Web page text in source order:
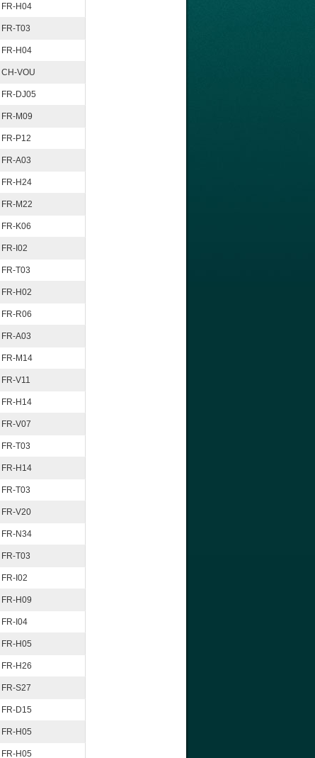
FR-H04
FR-T03
FR-H04
CH-VOU
FR-DJ05
FR-M09
FR-P12
FR-A03
FR-H24
FR-M22
FR-K06
FR-I02
FR-T03
FR-H02
FR-R06
FR-A03
FR-M14
FR-V11
FR-H14
FR-V07
FR-T03
FR-H14
FR-T03
FR-V20
FR-N34
FR-T03
FR-I02
FR-H09
FR-I04
FR-H05
FR-H26
FR-S27
FR-D15
FR-H05
FR-H05